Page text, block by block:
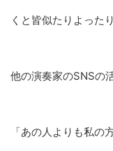
くと皆似たりよった
他の演奏家のSNSの
「あの人よりも私の